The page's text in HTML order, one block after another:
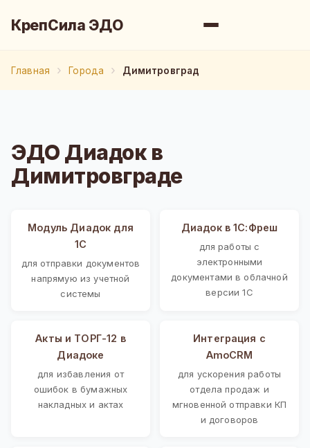
КрепСила ЭДО
Главная Города Димитровград
ЭДО Диадок в
Димитровграде
Модуль Диадок для
1С
для отправки документов
напрямую из учетной
системы
Диадок в 1С:Фреш
для работы с
электронными
документами в облачной
версии 1С
Акты и ТОРГ-12 в
Диадоке
для избавления от
ошибок в бумажных
накладных и актах
Интеграция с
AmoCRM
для ускорения работы
отдела продаж и
мгновенной отправки КП
и договоров